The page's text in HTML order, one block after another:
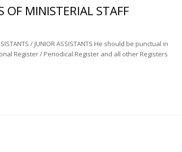
OF MINISTERIAL STAFF
/ JUNIOR ASSISTANTS He should be punctual in
Register / Periodical Register and all other Registers